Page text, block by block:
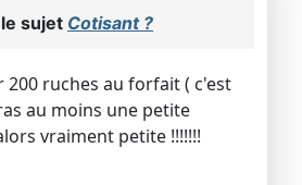
sujet Cotisant ?
200 ruches au forfait ( c'est
au moins une petite
vraiment petite !!!!!!!